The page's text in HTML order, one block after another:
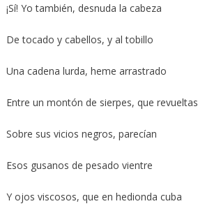
¡Sí! Yo también, desnuda la cabeza
De tocado y cabellos, y al tobillo
Una cadena lurda, heme arrastrado
Entre un montón de sierpes, que revueltas
Sobre sus vicios negros, parecían
Esos gusanos de pesado vientre
Y ojos viscosos, que en hedionda cuba